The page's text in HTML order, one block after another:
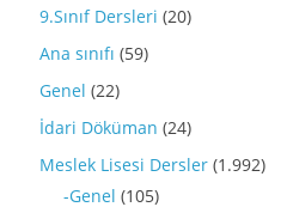
9.Sınıf Dersleri (20)
Ana sınıfı (59)
Genel (22)
İdari Döküman (24)
Meslek Lisesi Dersler (1.992)
-Genel (105)